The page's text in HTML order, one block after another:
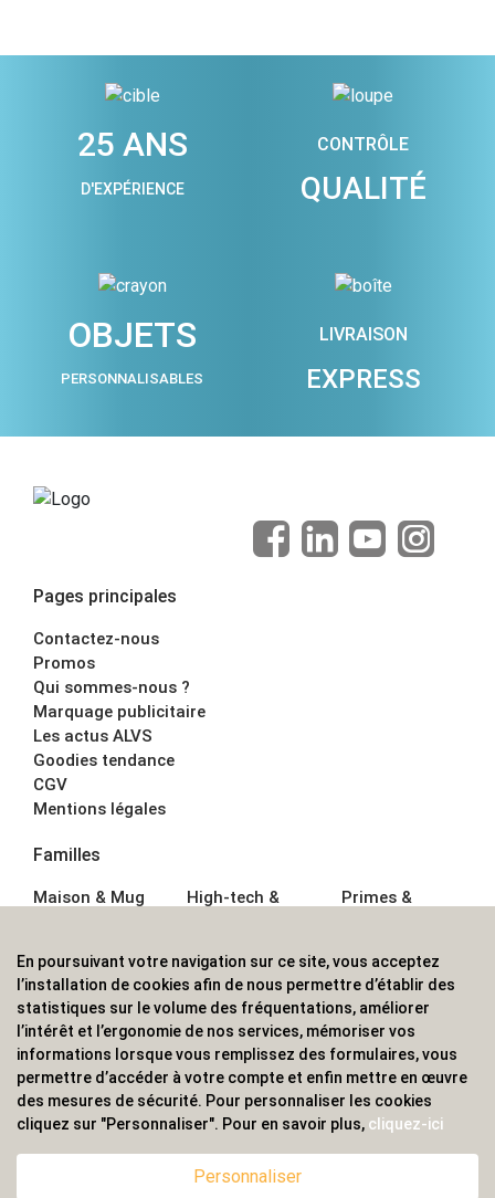
25 ANS
D'EXPÉRIENCE
CONTRÔLE
QUALITÉ
OBJETS
PERSONNALISABLES
LIVRAISON
EXPRESS
Pages principales
Contactez-nous
Promos
Qui sommes-nous ?
Marquage publicitaire
Les actus ALVS
Goodies tendance
CGV
Mentions légales
Familles
Maison & Mug
Écriture
Bagagerie sacs
High-tech &
Sport &
Outdoor
Enfant
Primes &
Boisson
Textile &
Casquette
Accessoires de
bureau
ALVS, fournisseur d'objets publicitaires, pour les
professionnels. Une implantation nationale, une
couverture internationale.
En poursuivant votre navigation sur ce site, vous acceptez
l’installation de cookies afin de nous permettre d’établir des
statistiques sur le volume des fréquentations, améliorer
l’intérêt et l’ergonomie de nos services, mémoriser vos
informations lorsque vous remplissez des formulaires, vous
permettre d’accéder à votre compte et enfin mettre en œuvre
des mesures de sécurité. Pour personnaliser les cookies
cliquez sur "Personnaliser". Pour en savoir plus, cliquez-ici
Personnaliser